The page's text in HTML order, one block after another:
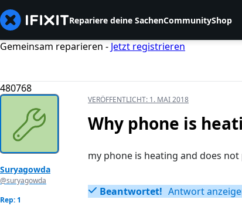
Repariere deine SachenCommunityShop
Gemeinsam reparieren - Jetzt registrieren
480768
Suryagowda
@suryagowda
Rep: 1
VERÖFFENTLICHT: 1. MAI 2018
Why phone is
my phone is heating and does
Beantwortet! Antwort